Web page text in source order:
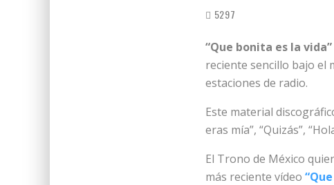
5297
“Que bonita es la vida”
reciente sencillo bajo el
estaciones de radio.
Este material
eras mía”, “Quizás”,
El Trono de México
más reciente vídeo